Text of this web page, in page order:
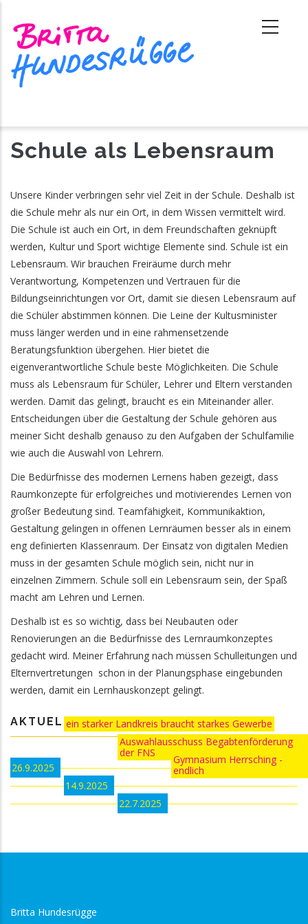
zum
Inhalt
Schule als Lebensraum
Unsere Kinder verbringen sehr viel Zeit in der Schule. Deshalb ist
die Schule mehr als nur ein Ort, in dem Wissen vermittelt wird.
Die Schule ist auch ein Ort, in dem Freundschaften geknüpft
werden, Kultur und Sport wichtige Elemente sind. Schule ist ein
Lebensraum. Wir brauchen Freiräume durch mehr
Verantwortung, Kompetenzen und Vertrauen für die
Bildungseinrichtungen vor Ort, damit sie diesen Lebensraum auf
die Schüler abstimmen können. Die Leine der Kultusminister
muss länger werden und in eine rahmensetzende
Beratungsfunktion übergehen. Hier bietet die
eigenverantwortliche Schule beste Möglichkeiten. Die Schule
muss als Lebensraum für Schüler, Lehrer und Eltern verstanden
werden. Damit das gelingt, braucht es ein Miteinander aller.
Entscheidungen über die Gestaltung der Schule gehören aus
meiner Sicht deshalb genauso zu den Aufgaben der Schulfamilie
wie auch die Auswahl von Lehrern.
Die Bedürfnisse des modernen Lernens haben gezeigt, dass
Raumkonzepte für erfolgreiches und motivierendes Lernen von
großer Bedeutung sind. Teamfähigkeit, Kommunikaktion,
Gestaltung gelingen in offenen Lernräumen besser als in einem
eng definierten Klassenraum. Der Einsatz von digitalen Medien
muss in der gesamten Schule möglich sein, nicht nur in
einzelnen Zimmern. Schule soll ein Lebensraum sein, der Spaß
macht am Lehren und Lernen.
Deshalb ist es so wichtig, dass bei Neubauten oder
Renovierungen an die Bedürfnisse des Lernraumkonzeptes
gedacht wird. Meiner Erfahrung nach müssen Schulleitungen und
Elternvertretungen schon in der Planungsphase eingebunden
werden, damit ein Lernhauskonzept gelingt.
AKTUELLES:
26.9.2025
ein starker Landkreis braucht starkes Gewerbe
14.9.2025
Auswahlausschuss Begabtenförderung
der FNS
22.7.2025
Gymnasium Herrsching -
endlich
Britta Hundesrügge